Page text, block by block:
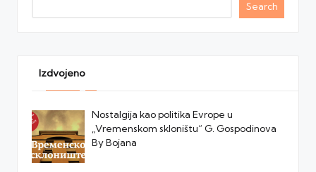
Search
Izdvojeno
Nostalgija kao politika Evrope u
„Vremenskom skloništu“ G. Gospodinova
By Bojana